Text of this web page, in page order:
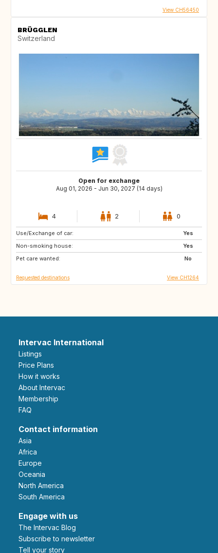
View CH56450
BRÜGGLEN
Switzerland
Open for exchange
Aug 01, 2026 - Jun 30, 2027 (14 days)
4 2 0
Use/Exchange of car:
Yes
Non-smoking house:
Yes
Pet care wanted:
No
FR
IT
SE
Requested destinations View CH1264
Intervac International
Listings
Price Plans
How it works
About Intervac
Membership
FAQ
Contact information
Asia
Africa
Europe
Oceania
North America
South America
Engage with us
The Intervac Blog
Subscribe to newsletter
Tell your story